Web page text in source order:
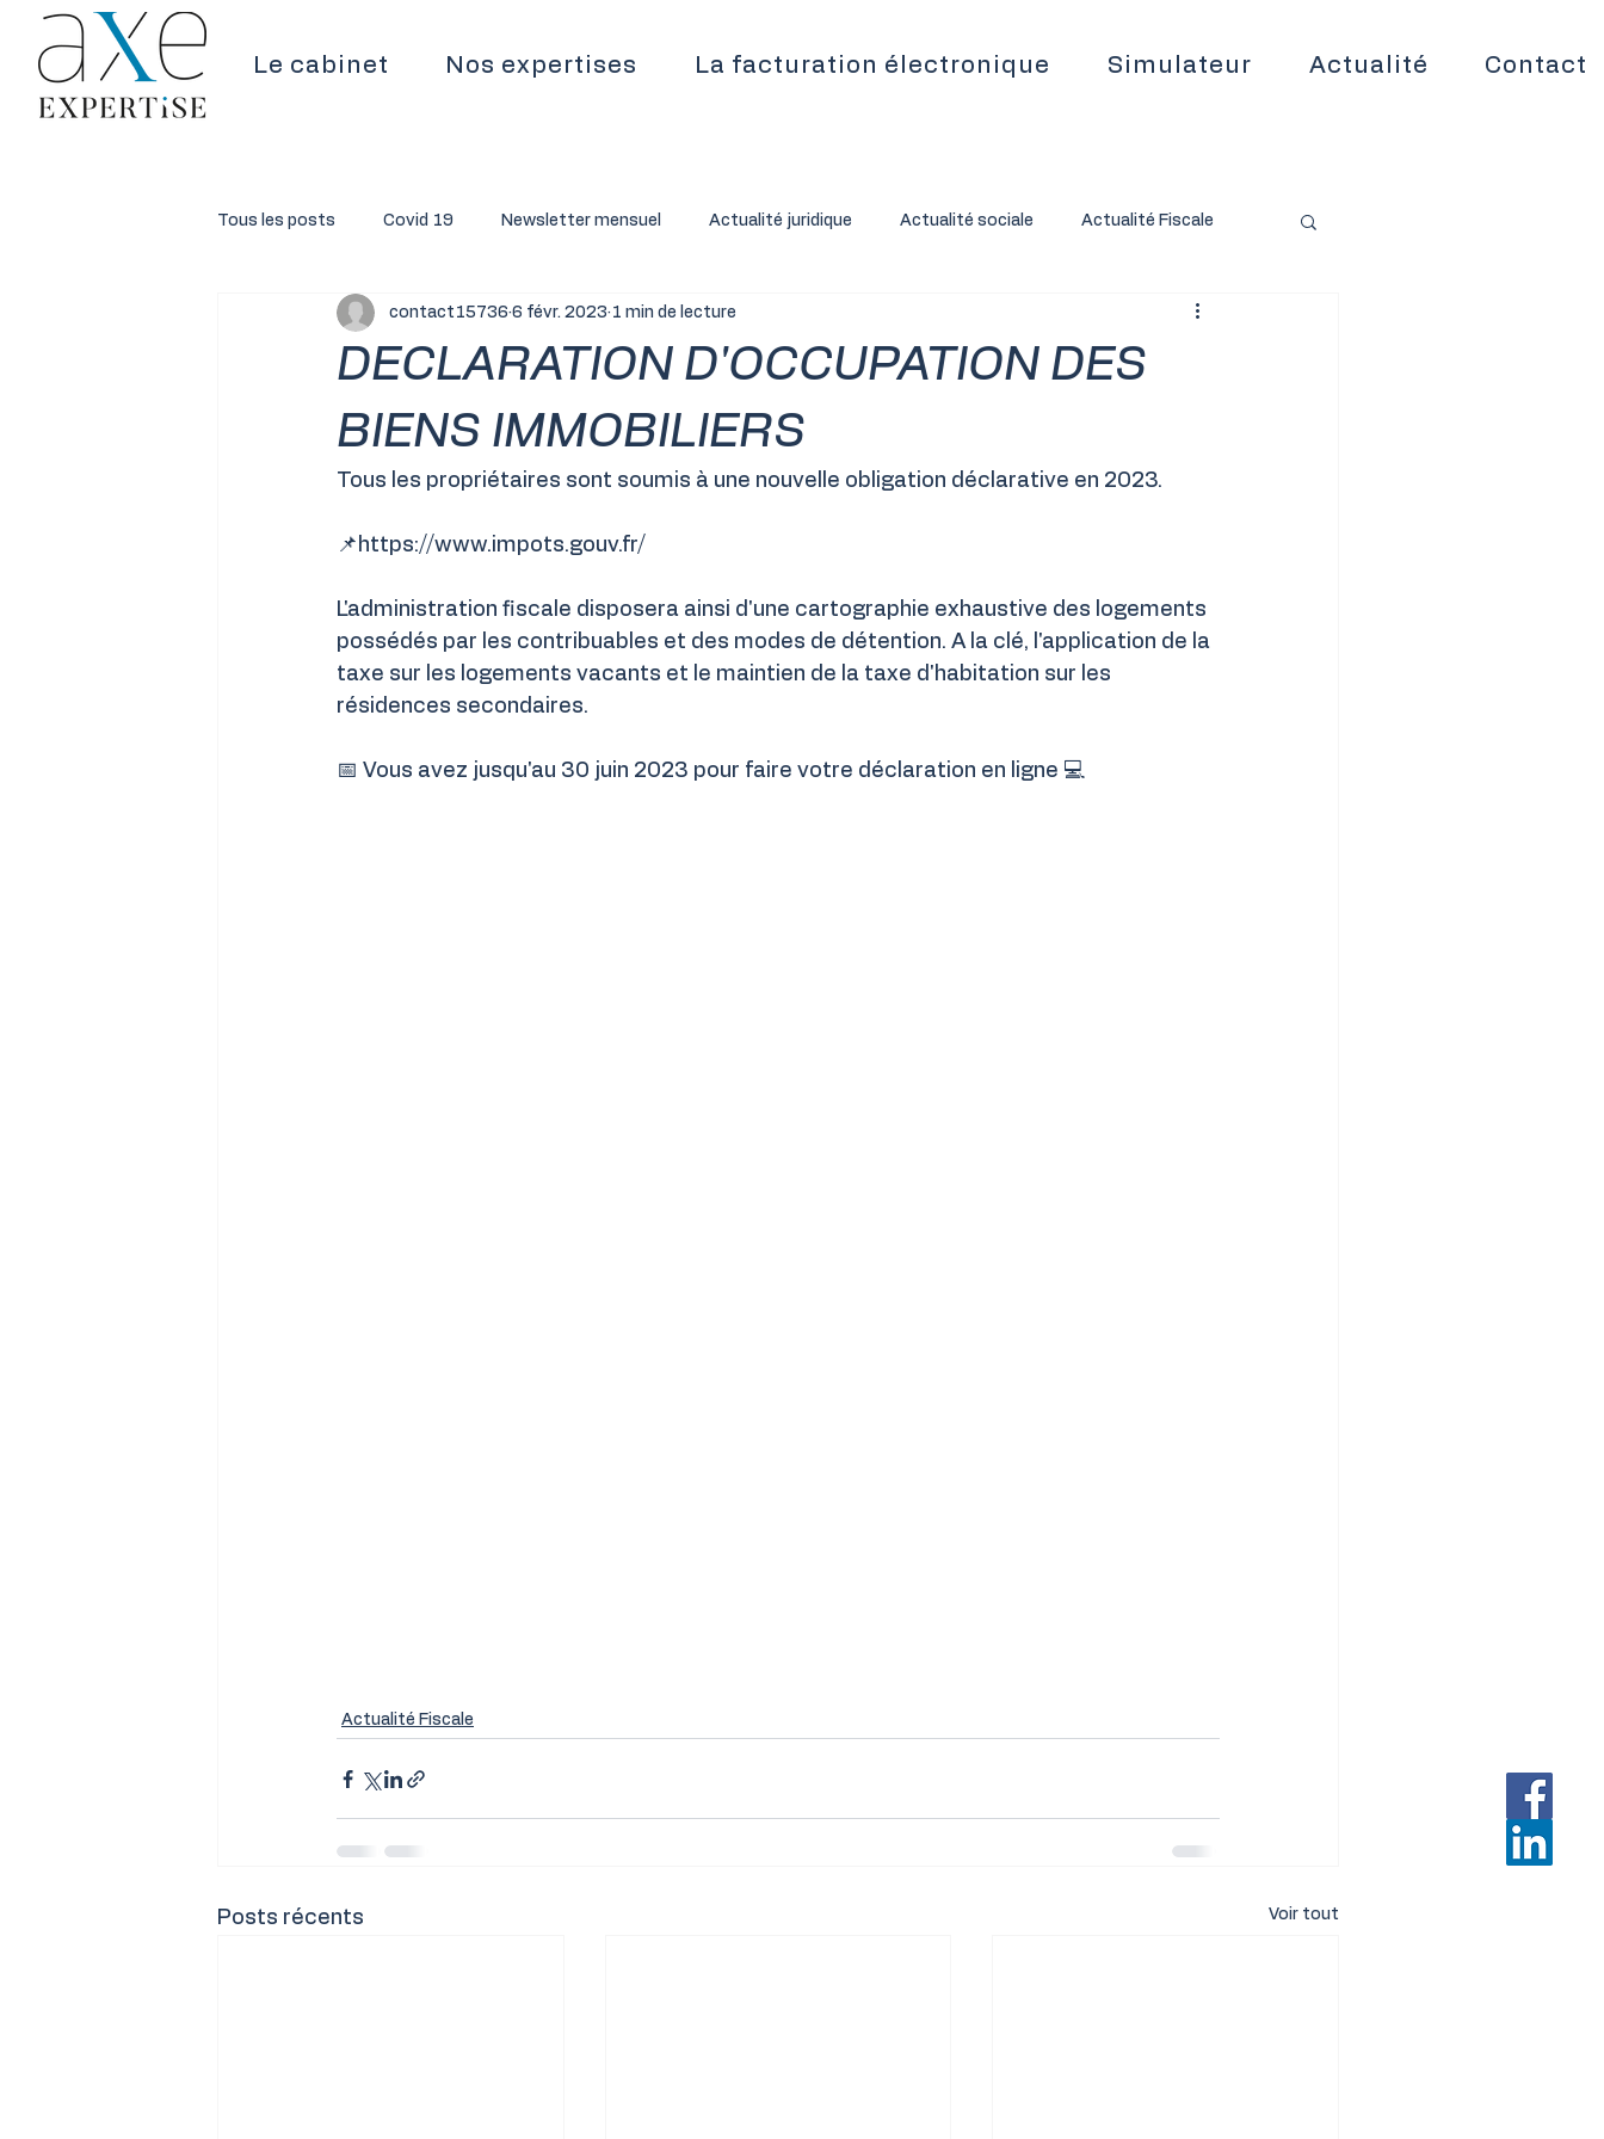
Le cabinet Nos expertises La facturation électronique Simulateur Actualité Contact
Tous les posts Covid 19 Newsletter mensuel Actualité juridique Actualité sociale Actualité Fiscale
Actualité
DECLARATION D'OCCUPATION DES
BIENS IMMOBILIERS
contact15736 6 févr. 2023 1 min de lecture
Tous les propriétaires sont soumis à une nouvelle obligation déclarative en 2023.
📌 https://www.impots.gouv.fr/
L'administration fiscale disposera ainsi d'une cartographie exhaustive des logements
possédés par les contribuables et des modes de détention. A la clé, l'application de la
taxe sur les logements vacants et le maintien de la taxe d'habitation sur les
résidences secondaires.
📅 Vous avez jusqu'au 30 juin 2023 pour faire votre déclaration en ligne 💻
Actualité Fiscale
Posts récents Voir tout